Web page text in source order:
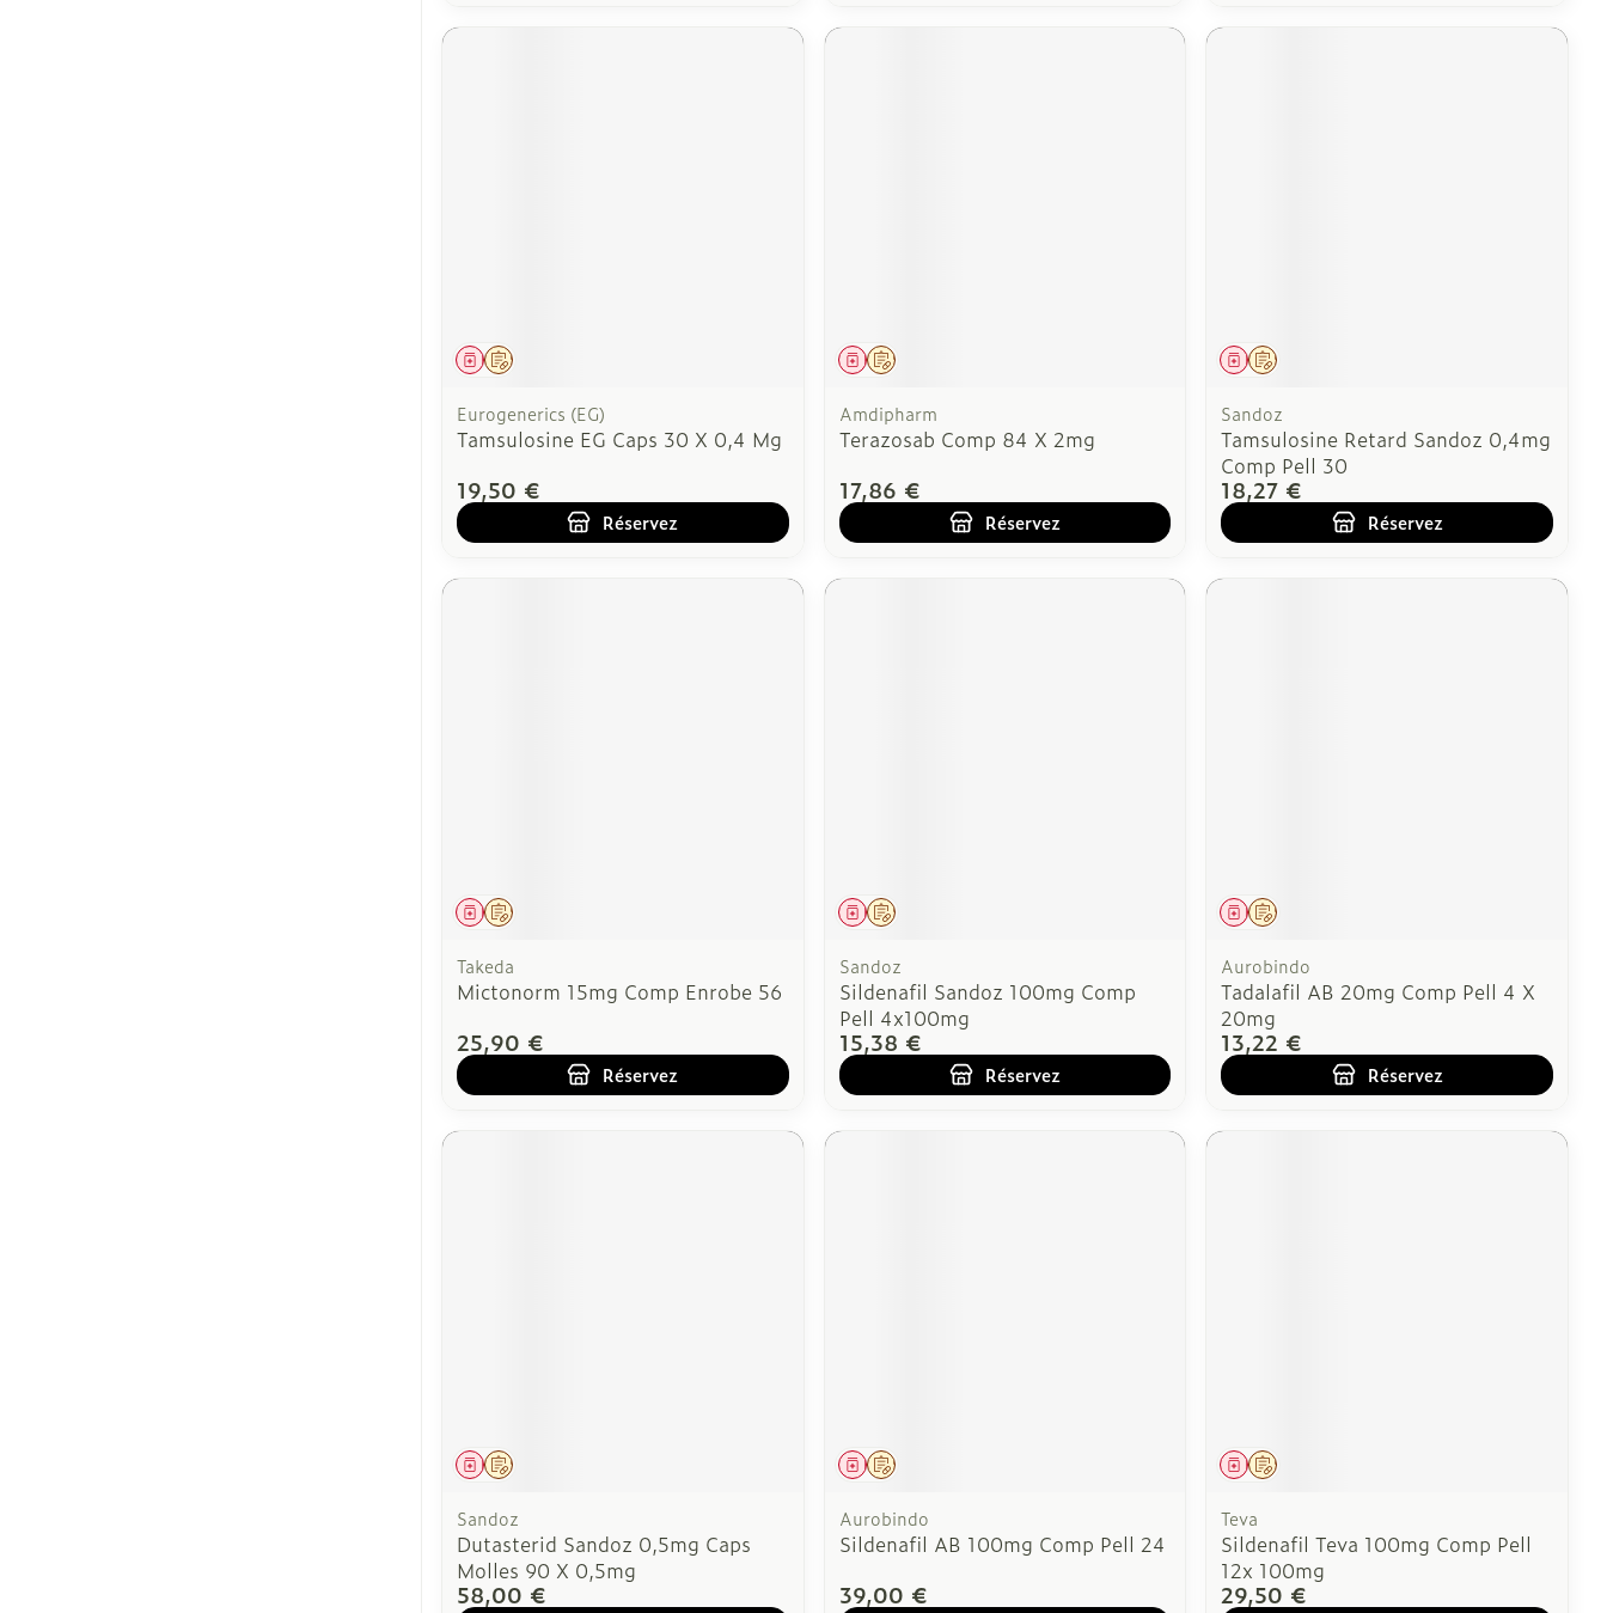
Sur prescription
Médicament
Eurogenerics (EG)
Tamsulosine EG Caps 30 X 0,4 Mg
19,50 €
Réservez
Sur prescription
Médicament
Amdipharm
Terazosab Comp 84 X 2mg
17,86 €
Réservez
Sur prescription
Médicament
Sandoz
Tamsulosine Retard Sandoz 0,4mg
Comp Pell 30
18,27 €
Réservez
Sur prescription
Médicament
Takeda
Mictonorm 15mg Comp Enrobe 56
25,90 €
Réservez
Sur prescription
Médicament
Sandoz
Sildenafil Sandoz 100mg Comp
Pell 4x100mg
15,38 €
Réservez
Sur prescription
Médicament
Aurobindo
Tadalafil AB 20mg Comp Pell 4 X
20mg
13,22 €
Réservez
Sur prescription
Médicament
Sandoz
Dutasterid Sandoz 0,5mg Caps
Molles 90 X 0,5mg
58,00 €
Sur prescription
Médicament
Aurobindo
Sildenafil AB 100mg Comp Pell 24
39,00 €
Sur prescription
Médicament
Teva
Sildenafil Teva 100mg Comp Pell
12x 100mg
29,50 €